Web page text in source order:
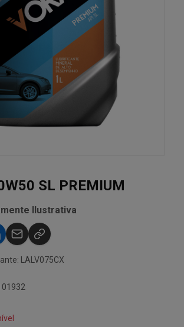
SL PREMIUM
Ilustrativa
LALV075CX